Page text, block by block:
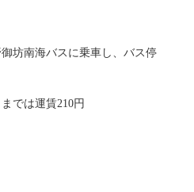
坊南海バスに乗車し、バス停
では運賃210円